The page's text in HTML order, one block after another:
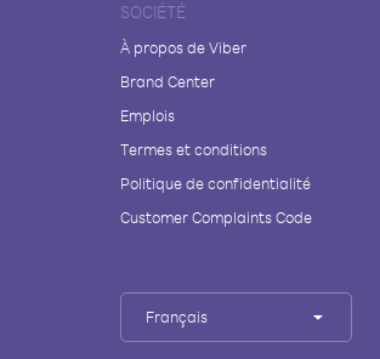
SOCIÉTÉ
À propos de Viber
Brand Center
Emplois
Termes et conditions
Politique de confidentialité
Customer Complaints Code
Français